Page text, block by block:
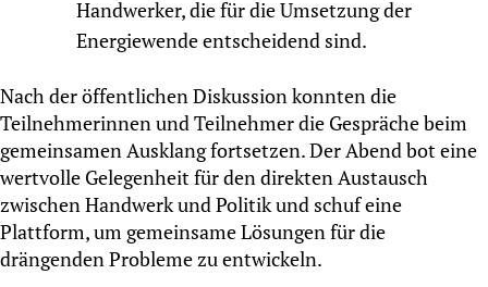
Handwerker, die für die Umsetzung der
Energiewende entscheidend sind.
Nach der öffentlichen Diskussion konnten die
Teilnehmerinnen und Teilnehmer die Gespräche beim
gemeinsamen Ausklang fortsetzen. Der Abend bot eine
wertvolle Gelegenheit für den direkten Austausch
zwischen Handwerk und Politik und schuf eine
Plattform, um gemeinsame Lösungen für die
drängenden Probleme zu entwickeln.